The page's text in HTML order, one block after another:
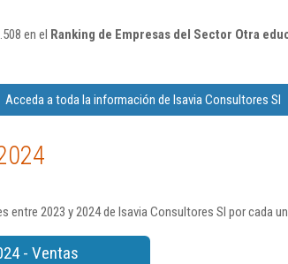
en el Ranking de Empresas del Sector Otra
Acceda a toda la información de Isavia Consultores Sl
2023 y 2024 de Isavia Consultores Sl por cada
- Ventas